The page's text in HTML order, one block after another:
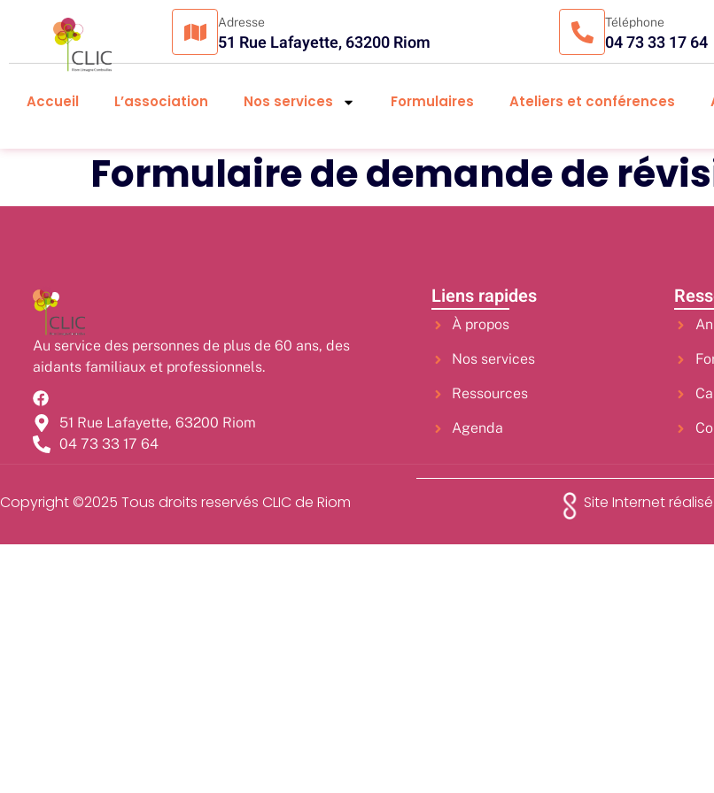
Adresse
51 Rue Lafayette, 63200 Riom
Téléphone
04 73 33 17 64
Accueil L’association Nos services Formulaires Ateliers et conférences
Formulaire de demande de
Au service des personnes de plus de 60 ans, des
aidants familiaux et professionnels.
51 Rue Lafayette, 63200 Riom
04 73 33 17 64
Liens rapides
À propos
Nos services
Ressources
Agenda
Copyright ©2025 Tous droits reservés CLIC de Riom Site Internet réalisé